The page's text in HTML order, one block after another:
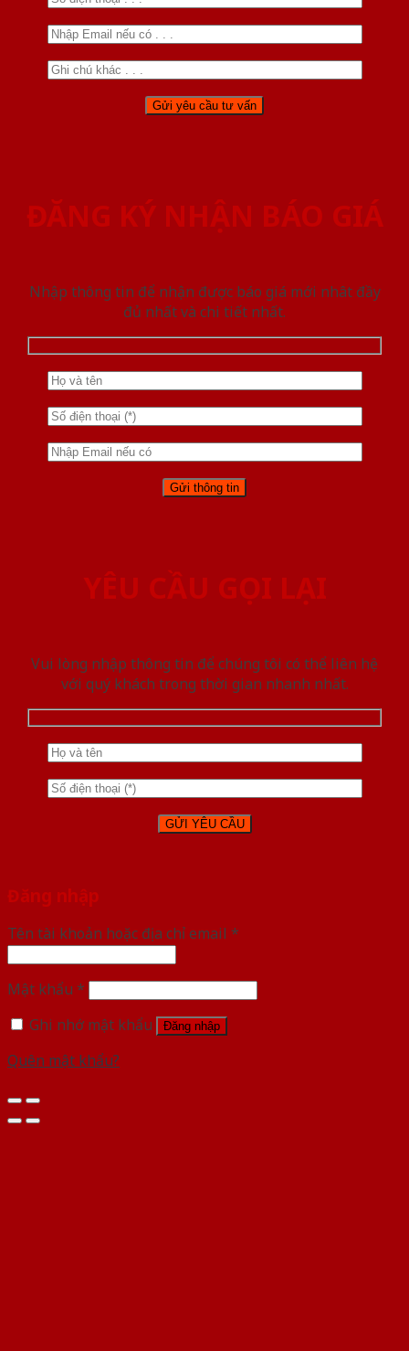
ĐĂNG KÝ NHẬN BÁO GIÁ
Nhập thông tin để nhận được báo giá mới nhât đầy
đủ nhất và chi tiết nhất.
YÊU CẦU GỌI LẠI
Vui lòng nhập thông tin để chúng tôi có thể liên hệ
với quý khách trong thời gian nhanh nhất.
Đăng nhập
Tên tài khoản hoặc địa chỉ email *
Mật khẩu *
Ghi nhớ mật khẩu
Đăng nhập
Quên mật khẩu?